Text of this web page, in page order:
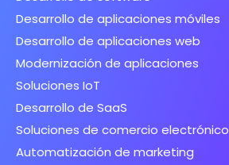
Desarrollo de aplicaciones móviles
Desarrollo de aplicaciones web
Modernización de aplicaciones
Soluciones IoT
Desarrollo de SaaS
Soluciones de comercio electrónico
Automatización de marketing